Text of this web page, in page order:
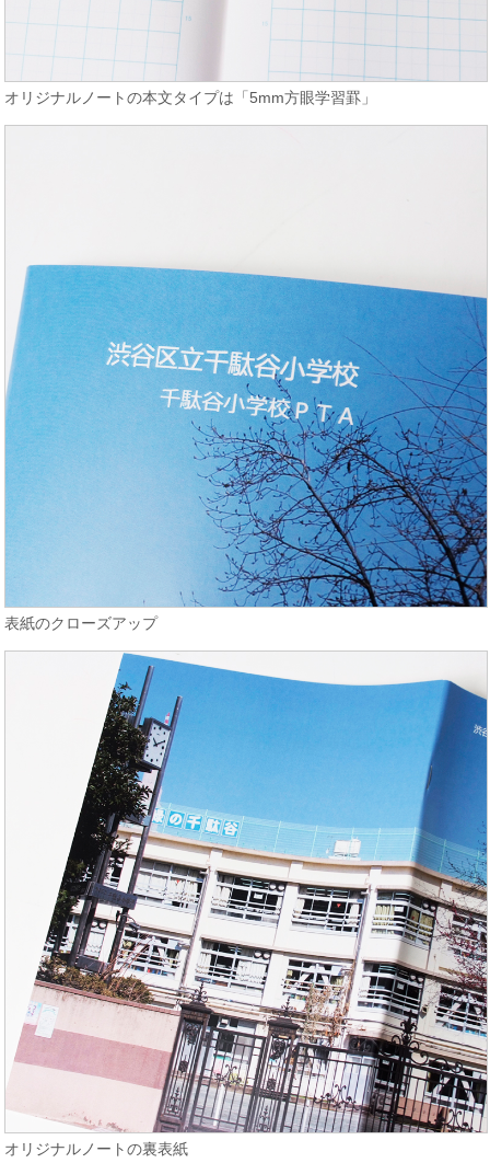
オリジナルノートの本文タイプは「5mm方眼学習罫」
表紙のクローズアップ
オリジナルノートの裏表紙